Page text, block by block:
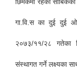
छिमेकमा रहेका
गा.वि.स का दुई दुई
२०७३/११/२८ गतेका
संस्थागत गर्ने लक्ष्यका